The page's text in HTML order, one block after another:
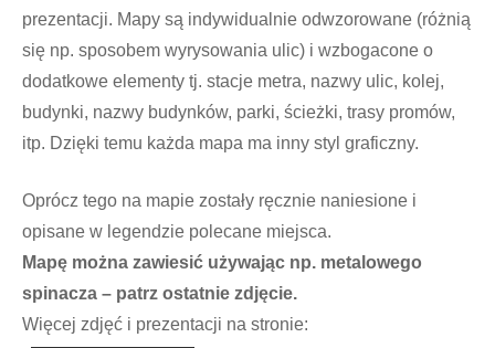
prezentacji. Mapy są indywidualnie odwzorowane (różnią
się np. sposobem wyrysowania ulic) i wzbogacone o
dodatkowe elementy tj. stacje metra, nazwy ulic, kolej,
budynki, nazwy budynków, parki, ścieżki, trasy promów,
itp. Dzięki temu każda mapa ma inny styl graficzny.
Oprócz tego na mapie zostały ręcznie naniesione i
opisane w legendzie polecane miejsca.
Mapę można zawiesić używając np. metalowego
spinacza – patrz ostatnie zdjęcie.
Więcej zdjęć i prezentacji na stronie: